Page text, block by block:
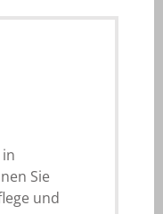
Sie
und